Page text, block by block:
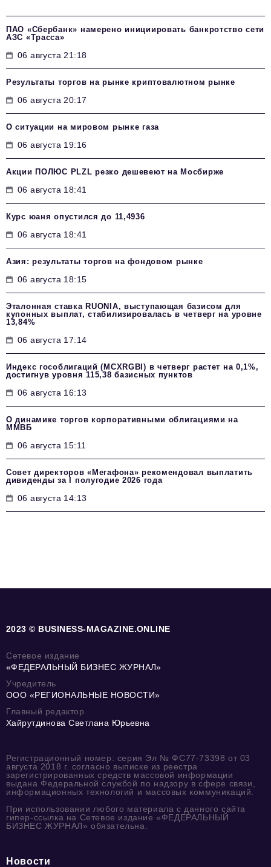
ПАО «Сбербанк» намерено инициировать банкротство сети
АЗС «Трасса»
06 августа 21:18
Результаты торгов на рынке криптовалютном рынке
06 августа 20:17
О ситуации на мировом рынке газа
06 августа 19:16
Акции ПОЛЮС PLZL резко дешевеют на Мосбирже
06 августа 18:41
Курс юаня опустился до 11,4936
06 августа 18:41
Азия: результаты торгов на фондовом рынке
06 августа 18:15
Эталонная ставка RUONIA, выступающая базисом для
купонных выплат, стабилизировалась в четверг на уровне
13,84%
06 августа 17:14
Индекс гособлигаций (MCXRGBI) в четверг растет на 0,1%,
достигнув уровня 115,38 базисных пунктов
06 августа 16:13
О динамике торгов корпоративными облигациями на
ММВБ
06 августа 15:11
Совет директоров «Мегафона» рекомендовал выплатить
дивиденды за I полугодие 2026 года
06 августа 14:13
2023 © BUSINESS-MAGAZINE.ONLINE
Сетевое издание
«ФЕДЕРАЛЬНЫЙ БИЗНЕС ЖУРНАЛ»
Учредитель
ООО «РЕГИОНАЛЬНЫЕ НОВОСТИ»
Главный редактор
Хайрутдинова Светлана Юрьевна
Регистрационный номер: серия Эл № ФС77-73398 от 03
августа 2018 г. согласно выписке из реестра
зарегистрированных средств массовой информации
выдана Федеральной службой по надзору в сфере связи,
информационных технологий и массовых коммуникаций.
При использовании любого материала с данного сайта
гипер-ссылка на Сетевое издание «ФЕДЕРАЛЬНЫЙ
БИЗНЕС ЖУРНАЛ» обязательна.
Новости